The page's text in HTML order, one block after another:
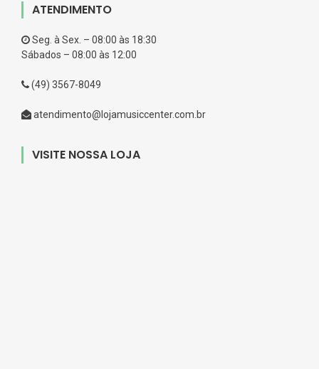
ATENDIMENTO
Seg. à Sex. – 08:00 às 18:30
Sábados – 08:00 às 12:00
(49) 3567-8049
atendimento@lojamusiccenter.com.br
VISITE NOSSA LOJA